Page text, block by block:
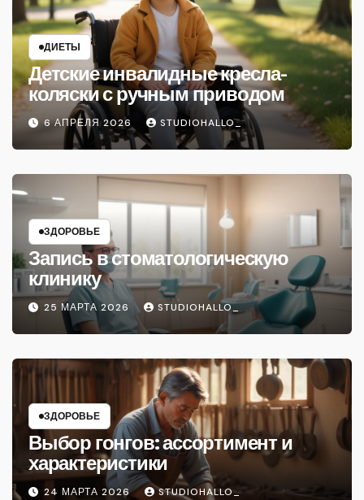
ДИЕТЫ
Детские инвалидные кресла-
коляски с ручным приводом
6 АПРЕЛЯ 2026 STUDIOHALLO_
ЗДОРОВЬЕ
Запись в стоматологическую
клинику
25 МАРТА 2026 STUDIOHALLO_
ЗДОРОВЬЕ
Выбор гонгов: ассортимент и
характеристики
24 МАРТА 2026 STUDIOHALLO_